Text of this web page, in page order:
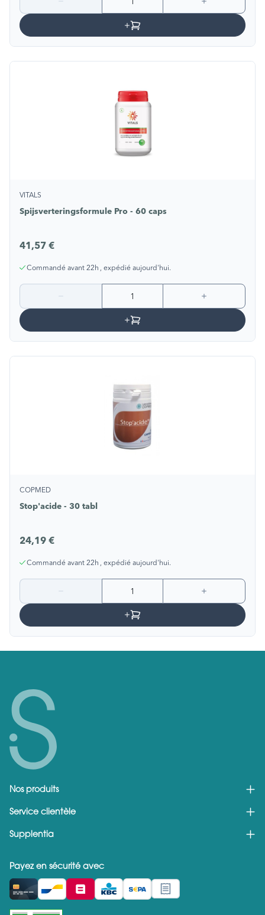
VITALS
Spijsverteringsformule Pro - 60 caps
41,57 €
Commandé avant 22h , expédié aujourd'hui.
COPMED
Stop'acide - 30 tabl
24,19 €
Commandé avant 22h , expédié aujourd'hui.
Nos produits
Service clientèle
Supplentia
Payez en sécurité avec